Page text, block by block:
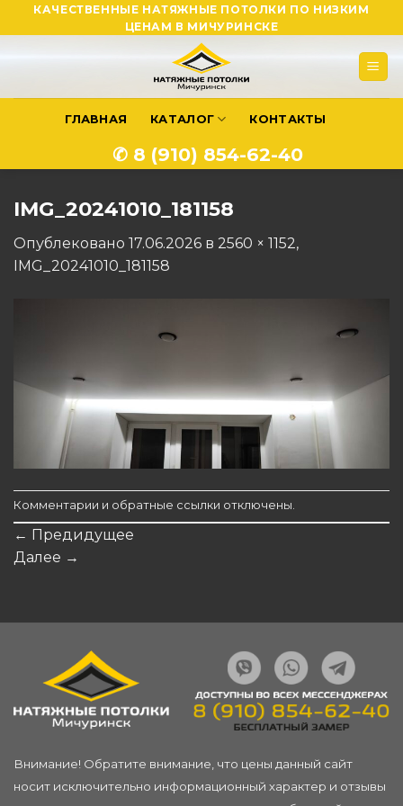
to
КАЧЕСТВЕННЫЕ НАТЯЖНЫЕ ПОТОЛКИ ПО НИЗКИМ
ЦЕНАМ В МИЧУРИНСКЕ
ГЛАВНАЯ КАТАЛОГ КОНТАКТЫ
✆ 8 (910) 854-62-40
IMG_20241010_181158
Опублековано 17.06.2026 в 2560 × 1152,
IMG_20241010_181158
Комментарии и обратные ссылки отключены.
← Предидущее
Далее →
Внимание! Обратите внимание, что цены данный сайт
носит исключительно информационный характер и отзывы